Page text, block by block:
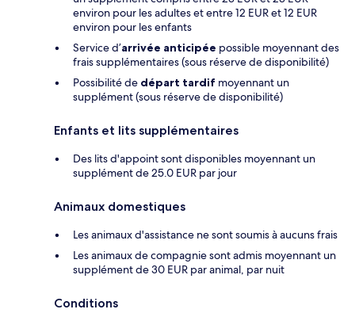
environ pour les adultes et entre 12 EUR et 12 EUR
environ pour les enfants
Service d’arrivée anticipée possible moyennant des
frais supplémentaires (sous réserve de disponibilité)
Possibilité de départ tardif moyennant un
supplément (sous réserve de disponibilité)
Enfants et lits supplémentaires
Des lits d'appoint sont disponibles moyennant un
supplément de 25.0 EUR par jour
Animaux domestiques
Les animaux d'assistance ne sont soumis à aucuns frais
Les animaux de compagnie sont admis moyennant un
supplément de 30 EUR par animal, par nuit
Conditions